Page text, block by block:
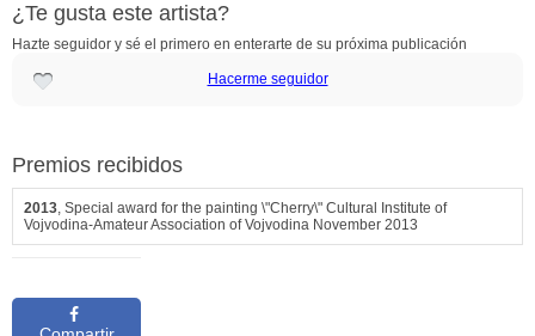
¿Te gusta este artista?
Hazte seguidor y sé el primero en enterarte de su próxima publicación
Hacerme seguidor
Premios recibidos
2013, Special award for the painting \"Cherry\" Cultural Institute of
Vojvodina-Amateur Association of Vojvodina November 2013